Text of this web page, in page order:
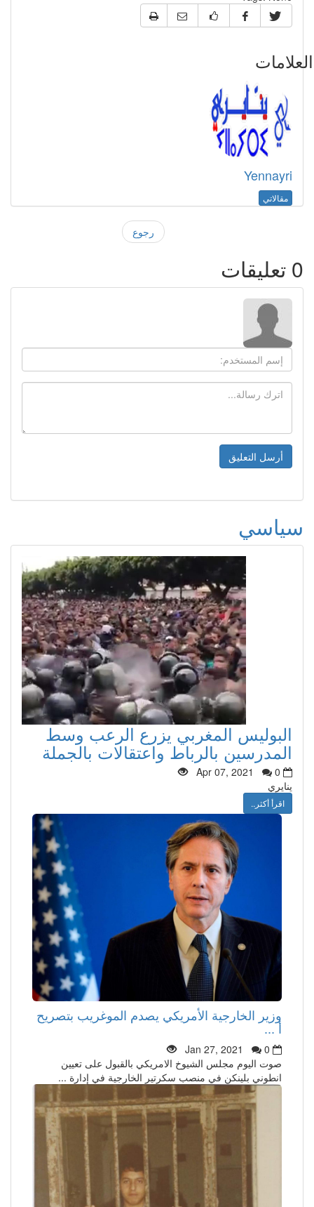
Yennayri
مقالاتي
رجوع
0تعليقات
سياسي
البوليس المغربي يزرع الرعب وسط
المدرسين بالرباط واعتقالات بالجملة
Apr 07, 2021
0
ينايري
اقرأ أكثر..
وزير الخارجية الأمريكي يصدم الموغريب بتصريح
أ ...
Jan 27, 2021
0
صوت اليوم مجلس الشيوخ الامريكي بالقبول على تعيين
انطوني بلينكن في منصب سكرتير الخارجية في إدارة ...